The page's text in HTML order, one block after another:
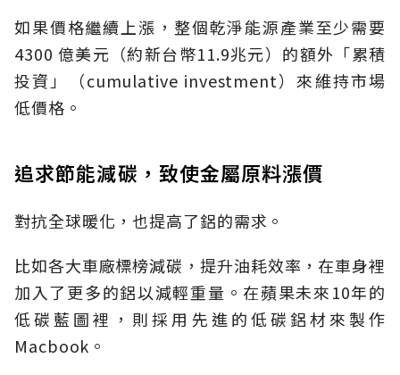
如果價格繼續上漲，整個乾淨能源產業至少需要
4300 億美元（約新台幣11.9兆元）的額外「累積
投資」（cumulative investment）來維持市場
低價格。
追求節能減碳，致使金屬原料漲價
對抗全球暖化，也提高了鋁的需求。
比如各大車廠標榜減碳，提升油耗效率，在車身裡
加入了更多的鋁以減輕重量。在蘋果未來10年的
低碳藍圖裡，則採用先進的低碳鋁材來製作
Macbook。